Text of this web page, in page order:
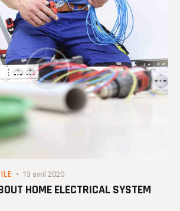
13 avril 2020
HOME ELECTRICAL SYSTEM